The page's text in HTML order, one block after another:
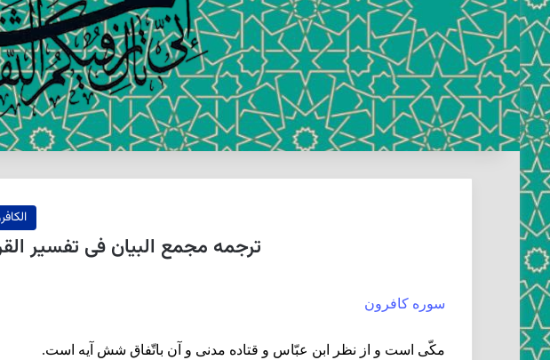
ترجمه مجمع البیان فی تفسیر
سوره كافرون‏
مكّى است و از نظر ابن عبّاس و قتاده مدنى و آن باتّفاق شش آيه است.